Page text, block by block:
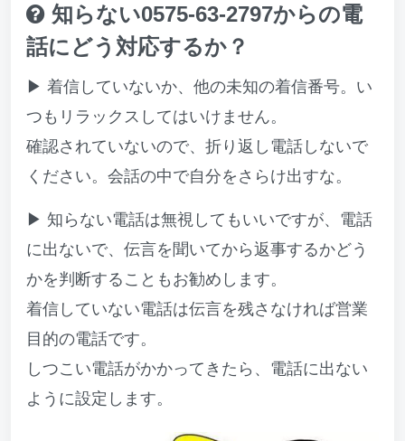
知らない0575-63-2797からの電
話にどう対応するか？
▶ 着信していないか、他の未知の着信番号。い
つもリラックスしてはいけません。
確認されていないので、折り返し電話しないで
ください。会話の中で自分をさらけ出すな。
▶ 知らない電話は無視してもいいですが、電話
に出ないで、伝言を聞いてから返事するかどう
かを判断することもお勧めします。
着信していない電話は伝言を残さなければ営業
目的の電話です。
しつこい電話がかかってきたら、電話に出ない
ように設定します。